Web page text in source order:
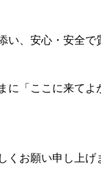
い、安心・安全
に「ここに来て
くお願い申し上げ